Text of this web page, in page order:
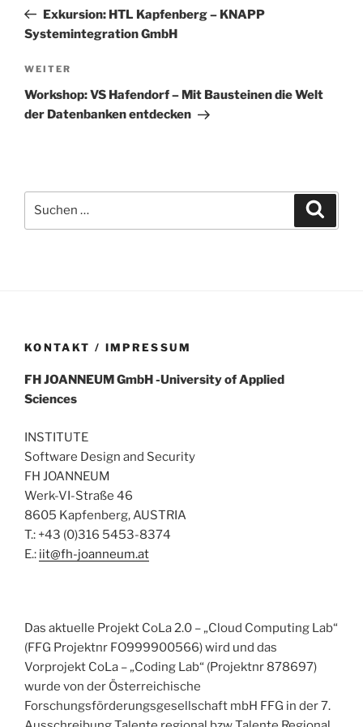
Beitrag
Exkursion: HTL Kapfenberg – KNAPP
Systemintegration GmbH
Nächster
Beitrag
WEITER
Workshop: VS Hafendorf – Mit Bausteinen die Welt
der Datenbanken entdecken
nach:
KONTAKT / IMPRESSUM
FHJOANNEUMGmbH-University of Applied
Sciences
INSTITUTE
Software Design and Security
FH JOANNEUM
Werk-VI-Straße 46
8605 Kapfenberg, AUSTRIA
T.: +43 (0)316 5453-8374
E.: iit@fh-joanneum.at
Das aktuelle Projekt CoLa 2.0 – „Cloud Computing Lab“
(FFG Projektnr FO999900566) wird und das
Vorprojekt CoLa – „Coding Lab“ (Projektnr 878697)
wurde von der Österreichische
Forschungsförderungsgesellschaft mbH FFG in der 7.